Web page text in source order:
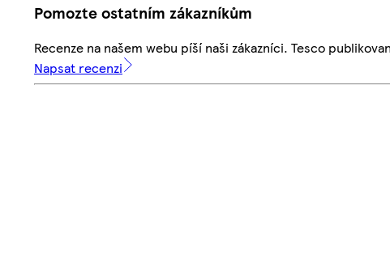
Pomozte ostatním zákazníkům
Recenze na našem webu píší naši zákazníci. Tesco
Napsat recenzi